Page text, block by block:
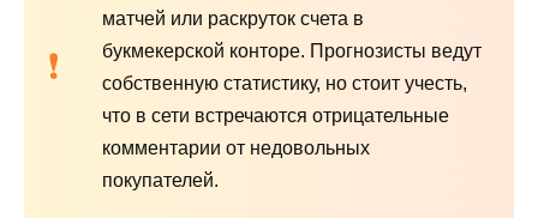
матчей или раскруток счета в
букмекерской конторе. Прогнозисты ведут
собственную статистику, но стоит учесть,
что в сети встречаются отрицательные
комментарии от недовольных
покупателей.